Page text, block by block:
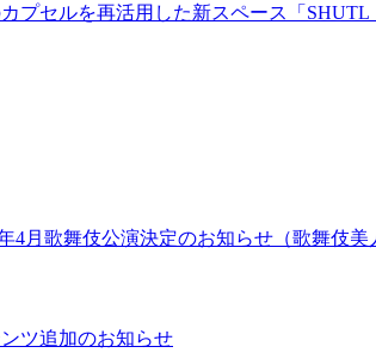
プセルを再活用した新スペース「
月歌舞伎公演決定のお知らせ（歌舞伎美
ツ追加のお知らせ